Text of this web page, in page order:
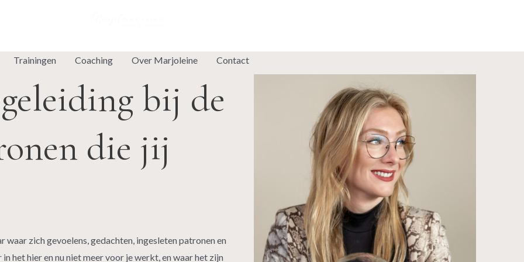
Trainingen Coaching Over Marjoleine Contact
bij de
die jij
zich gevoelens, gedachten, ingesleten patronen en
het hier en nu niet meer voor je werkt, en waar het zijn